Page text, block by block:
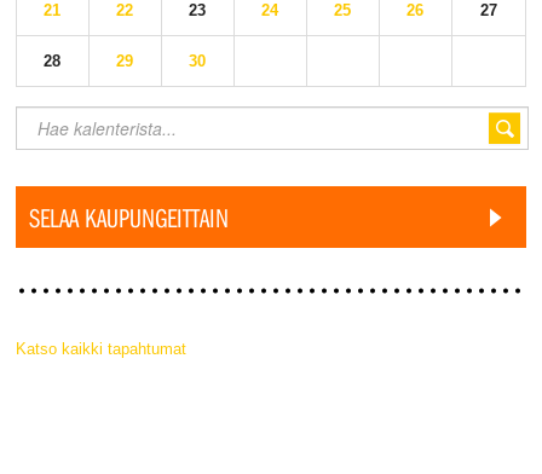
21 22 23 24 25 26 27
28 29 30
SELAA KAUPUNGEITTAIN
Katso kaikki tapahtumat